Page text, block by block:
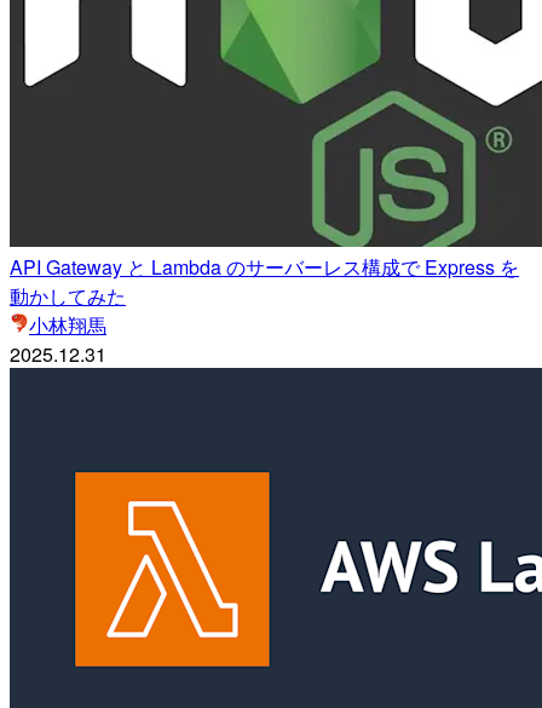
API Gateway と Lambda のサーバーレス構成で Express を
動かしてみた
小林翔馬
2025.12.31